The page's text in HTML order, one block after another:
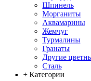
Шпинель
Морганиты
Аквамарины
Жемчуг
Турмалины
Гранаты
Другие
Сталь
+ Категории